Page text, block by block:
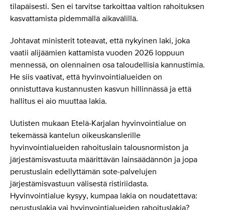
tilapäisesti. Sen ei tarvitse tarkoittaa valtion rahoituksen
kasvattamista pidemmällä aikavälillä.
Johtavat ministerit toteavat, että nykyinen laki, joka
vaatii alijäämien kattamista vuoden 2026 loppuun
mennessä, on olennainen osa taloudellisia kannustimia.
He siis vaativat, että hyvinvointialueiden on
onnistuttava kustannusten kasvun hillinnässä ja että
hallitus ei aio muuttaa lakia.
Uutisten mukaan Etelä-Karjalan hyvinvointialue on
tekemässä kantelun oikeuskanslerille
hyvinvointialueiden rahoituslain talousnormiston ja
järjestämisvastuuta määrittävän lainsäädännön ja jopa
perustuslain edellyttämän sote-palvelujen
järjestämisvastuun välisestä ristiriidasta.
Hyvinvointialue kysyy, kumpaa lakia on noudatettava:
perustuslakia vai hyvinvointialueiden rahoituslakia?